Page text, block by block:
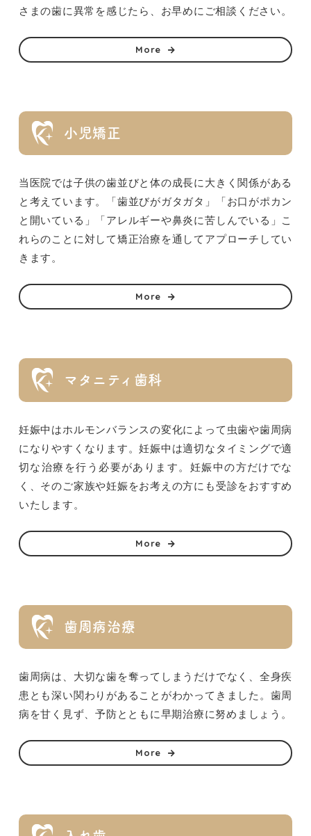
さまの歯に異常を感じたら、お早めにご相談ください。
More
小児矯正
当医院では子供の歯並びと体の成長に大きく関係がある
と考えています。「歯並びがガタガタ」「お口がポカン
と開いている」「アレルギーや鼻炎に苦しんでいる」こ
れらのことに対して矯正治療を通してアプローチしてい
きます。
More
マタニティ歯科
妊娠中はホルモンバランスの変化によって虫歯や歯周病
になりやすくなります。妊娠中は適切なタイミングで適
切な治療を行う必要があります。妊娠中の方だけでな
く、そのご家族や妊娠をお考えの方にも受診をおすすめ
いたします。
More
歯周病治療
歯周病は、大切な歯を奪ってしまうだけでなく、全身疾
患とも深い関わりがあることがわかってきました。歯周
病を甘く見ず、予防とともに早期治療に努めましょう。
More